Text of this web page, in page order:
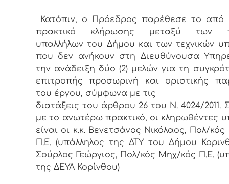
Κατόπιν, ο Πρόεδρος παρέθεσε το από
πρακτικό κλήρωσης μεταξύ των
υπαλλήλων του Δήμου και των τεχνικών
που δεν ανήκουν στη Διευθύνουσα
την ανάδειξη δύο (2) μελών για τη
επιτροπής προσωρινή και οριστικής
του έργου, σύμφωνα με τις
διατάξεις του άρθρου 26 του Ν. 4024/2011.
με το ανωτέρω πρακτικό, οι κληρωθέντες
είναι οι κ.κ. Βενετσάνος Νικόλαος, Πολ/
Π.Ε. (υπάλληλος της ΔΤΥ του Δήμου
Σούρλος Γεώργιος, Πολ/κός Μηχ/κός Π.Ε.
της ΔΕΥΑ Κορίνθου)